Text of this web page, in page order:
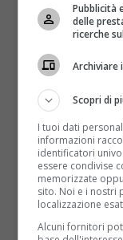
per i videogiochi.
ovvero da
quindi innamorati.
cancro
. Non
coppia di
quel
speranza e
lottare con
Un improvviso
ogni progetto.
presso
Pubblicità
delle
ricerche
Archiviare
Scopri di
I tuoi dati
informazioni
identificatori
essere condivise
memorizzate
sito. Noi e i nostri
localizzazione
Alcuni fornitori